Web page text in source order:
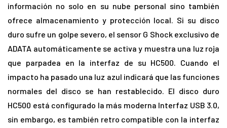
información no solo en su nube personal sino también
ofrece almacenamiento y protección local. Si su disco
duro sufre un golpe severo, el sensor G Shock exclusivo de
ADATA automáticamente se activa y muestra una luz roja
que parpadea en la interfaz de su HC500. Cuando el
impacto ha pasado una luz azul indicará que las funciones
normales del disco se han restablecido. El disco duro
HC500 está configurado la más moderna Interfaz USB 3.0,
sin embargo, es también retro compatible con la interfaz